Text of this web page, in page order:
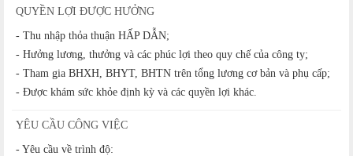
QUYỀN LỢI ĐƯỢC HƯỞNG
- Thu nhập thỏa thuận HẤP DẪN;
- Hưởng lương, thưởng và các phúc lợi theo quy chế của công ty;
- Tham gia BHXH, BHYT, BHTN trên tổng lương cơ bản và phụ cấp;
- Được khám sức khỏe định kỳ và các quyền lợi khác.
YÊU CẦU CÔNG VIỆC
- Yêu cầu về trình độ: